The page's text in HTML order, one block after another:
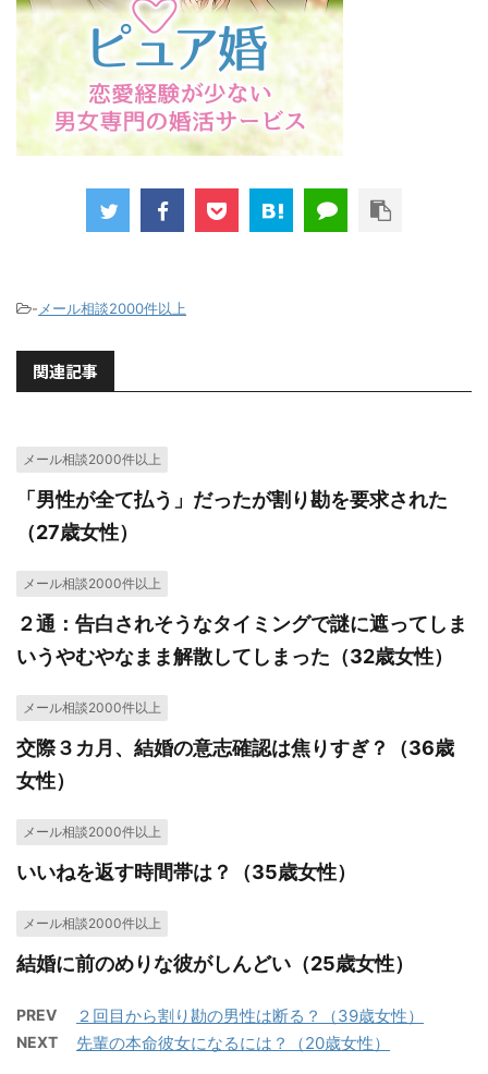
- メール相談2000件以上
関連記事
メール相談2000件以上
「男性が全て払う」だったが割り勘を要求された
（27歳女性）
メール相談2000件以上
２通：告白されそうなタイミングで謎に遮ってしま
いうやむやなまま解散してしまった（32歳女性）
メール相談2000件以上
交際３カ月、結婚の意志確認は焦りすぎ？（36歳
女性）
メール相談2000件以上
いいねを返す時間帯は？（35歳女性）
メール相談2000件以上
結婚に前のめりな彼がしんどい（25歳女性）
PREV ２回目から割り勘の男性は断る？（39歳女性）
NEXT 先輩の本命彼女になるには？（20歳女性）